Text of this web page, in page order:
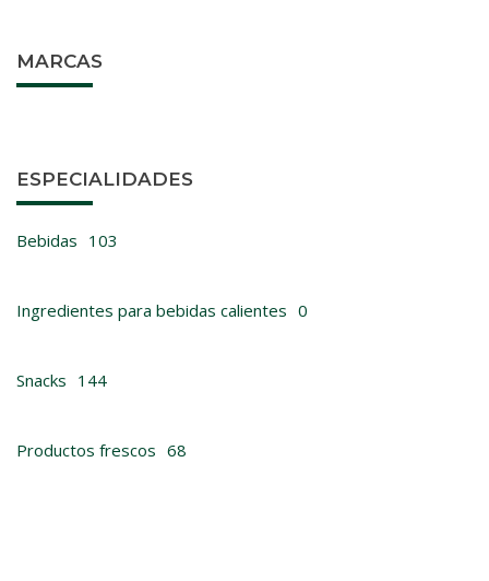
MARCAS
ESPECIALIDADES
Bebidas 103
Ingredientes para bebidas calientes 0
Snacks 144
Productos frescos 68